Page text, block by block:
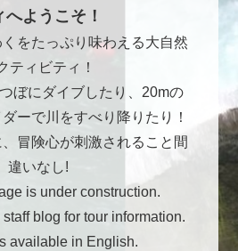
へようこそ！
くをたっぷり味わえる大自然
ティビティ！
ぼにダイブしたり、20mの
ーで川をすべり降りたり！
冒険心が刺激されること間
違いなし!
is under construction.
blog for tour information.
available in English.